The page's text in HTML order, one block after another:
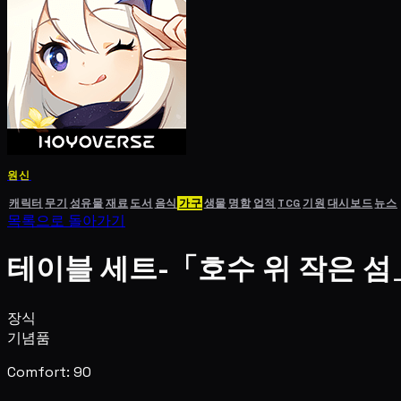
원신
캐릭터 무기 성유물재료도서 음식 가구생물 명함 업적 TCG기원 대시보드뉴스
목록으로 돌아가기
테이블 세트-「호수 위 작은 섬
장식
기념품
Comfort: 90